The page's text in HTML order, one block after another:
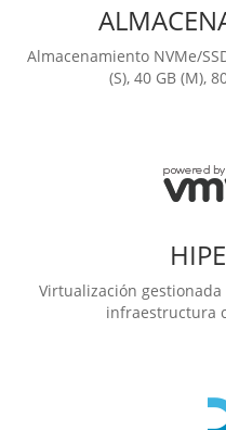
Almacenamiento NVMe/
(S), 40 GB (M),
Virtualización
infraestructura